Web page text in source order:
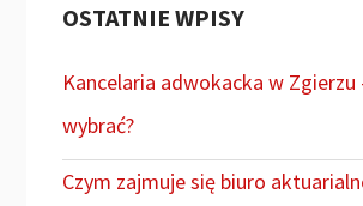
OSTATNIE WPISY
Kancelaria adwokacka w Zgierzu
wybrać?
Czym zajmuje się biuro